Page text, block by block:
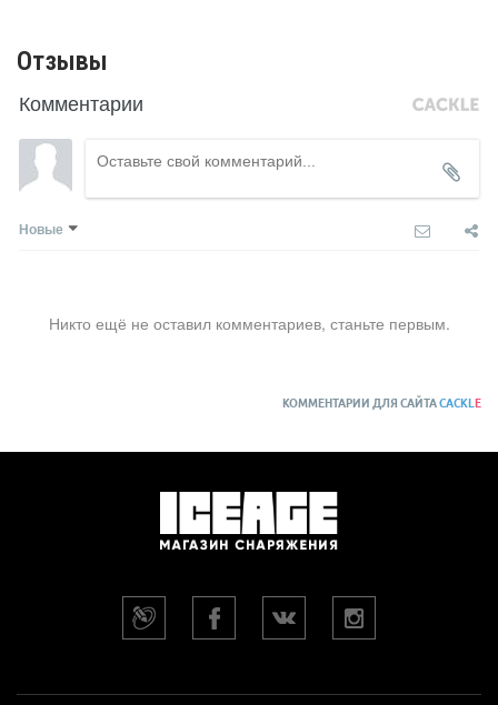
Отзывы
Комментарии
Новые
Никто ещё не оставил комментариев, станьте первым.
КОММЕНТАРИИ ДЛЯ САЙТАCACKLE